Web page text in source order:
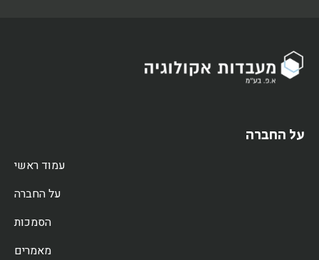
על החברה
עמוד ראשי
על החברה
הסמכות
מאמרים